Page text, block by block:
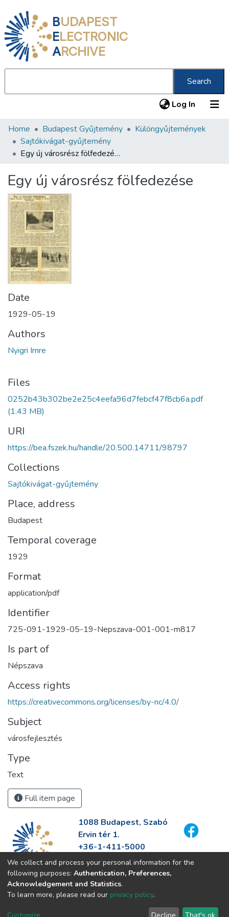
BUDAPEST
ELECTRONIC
ARCHIVE
Search
Log In (current)
Communities & Collections
All of DSpace
About us
Home Budapest Gyűjtemény
Különgyűjtemények
Sajtókivágat-gyűjtemény
Egy új városrész fölfedezése
Egy új városrész fölfedezése
Date
1929-05-19
Authors
Nyigri Imre
Files
0252b43b302be2e25c4eefa96d7febcf47f8cb6a.pdf
(1.43 MB)
URI
https://bea.fszek.hu/handle/20.500.14711/98797
Collections
Sajtókivágat-gyűjtemény
Place, address
Budapest
Temporal coverage
1929
Format
application/pdf
Identifier
725-091-1929-05-19-Nepszava-001-001-m817
Is part of
Népszava
Access rights
https://creativecommons.org/licenses/by-nc/4.0/
Subject
városfejlesztés
Type
Text
Full item page
1088 Budapest, Szabó
Ervin tér 1.
+36-1-411-5000
info@fszek.hu
https://fszek.hu
We collect and process your personal information for the
following purposes: Authentication, Preferences,
Acknowledgement and Statistics.
To learn more, please read our privacy policy.